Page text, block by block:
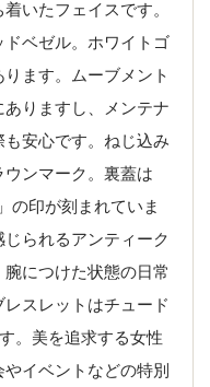
いたフェイスです。
ベゼル。ホワイトゴ
ます。ムーブメント
りますし、メンテナ
安心です。ねじ込み
ンマーク。裏蓋は
の印が刻まれていま
られるアンティーク
につけた状態の日常
スレットはチュード
。美を追求する女性
イベントなどの特別